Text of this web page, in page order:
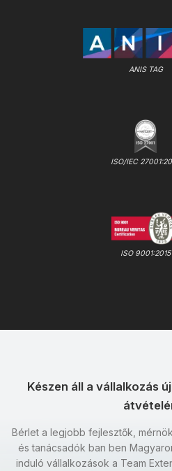
ANIS TAG
ISO/IEC
ISO 9001:2015
Készen áll a vállalkozás
Bérlet a legjobb fejlesztők,
és tanácsadók ban ben
induló vállalkozások a Team